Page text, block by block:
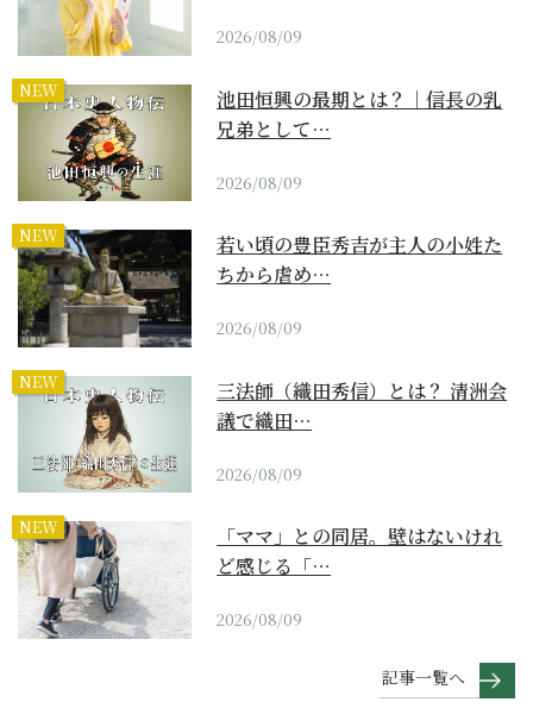
2026/08/09
NEW
池田恒興の最期とは？｜信長の乳
兄弟として…
2026/08/09
NEW
若い頃の豊臣秀吉が主人の小姓た
ちから虐め…
2026/08/09
NEW
三法師（織田秀信）とは？ 清洲会
議で織田…
2026/08/09
NEW
「ママ」との同居。壁はないけれ
ど感じる「…
2026/08/09
記事一覧へ